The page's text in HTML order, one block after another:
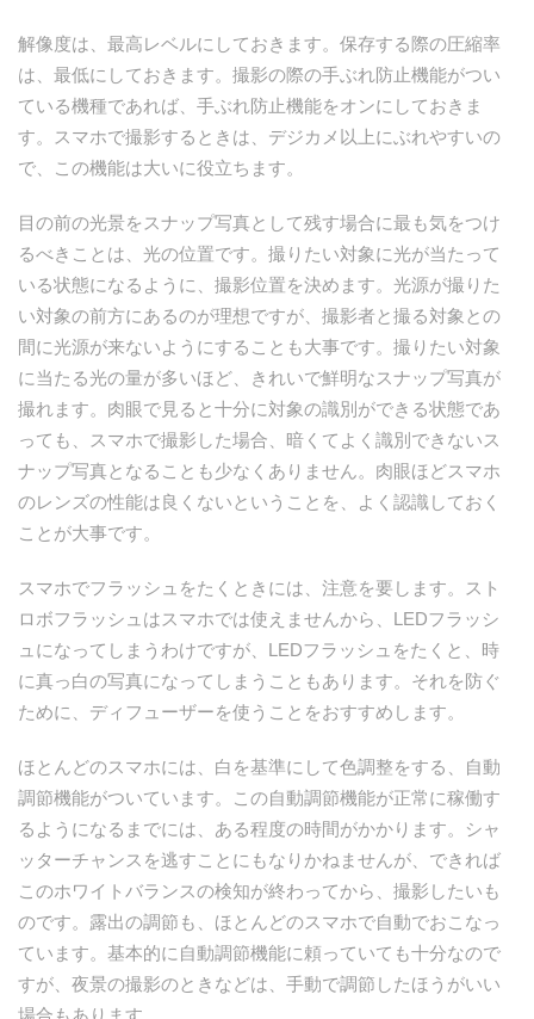
解像度は、最高レベルにしておきます。保存する際の圧縮率
は、最低にしておきます。撮影の際の手ぶれ防止機能がつい
ている機種であれば、手ぶれ防止機能をオンにしておきま
す。スマホで撮影するときは、デジカメ以上にぶれやすいの
で、この機能は大いに役立ちます。
目の前の光景をスナップ写真として残す場合に最も気をつけ
るべきことは、光の位置です。撮りたい対象に光が当たって
いる状態になるように、撮影位置を決めます。光源が撮りた
い対象の前方にあるのが理想ですが、撮影者と撮る対象との
間に光源が来ないようにすることも大事です。撮りたい対象
に当たる光の量が多いほど、きれいで鮮明なスナップ写真が
撮れます。肉眼で見ると十分に対象の識別ができる状態であ
っても、スマホで撮影した場合、暗くてよく識別できないス
ナップ写真となることも少なくありません。肉眼ほどスマホ
のレンズの性能は良くないということを、よく認識しておく
ことが大事です。
スマホでフラッシュをたくときには、注意を要します。スト
ロボフラッシュはスマホでは使えませんから、LEDフラッシ
ュになってしまうわけですが、LEDフラッシュをたくと、時
に真っ白の写真になってしまうこともあります。それを防ぐ
ために、ディフューザーを使うことをおすすめします。
ほとんどのスマホには、白を基準にして色調整をする、自動
調節機能がついています。この自動調節機能が正常に稼働す
るようになるまでには、ある程度の時間がかかります。シャ
ッターチャンスを逃すことにもなりかねませんが、できれば
このホワイトバランスの検知が終わってから、撮影したいも
のです。露出の調節も、ほとんどのスマホで自動でおこなっ
ています。基本的に自動調節機能に頼っていても十分なので
すが、夜景の撮影のときなどは、手動で調節したほうがいい
場合もあります。